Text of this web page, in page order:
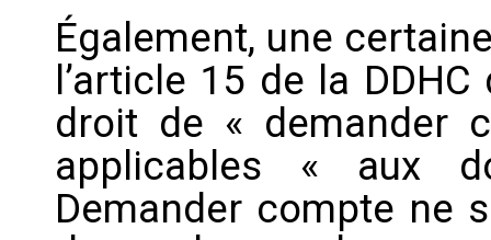
Également, une
l’article 15 de la
droit de « demander
applicables « aux
Demander compte ne